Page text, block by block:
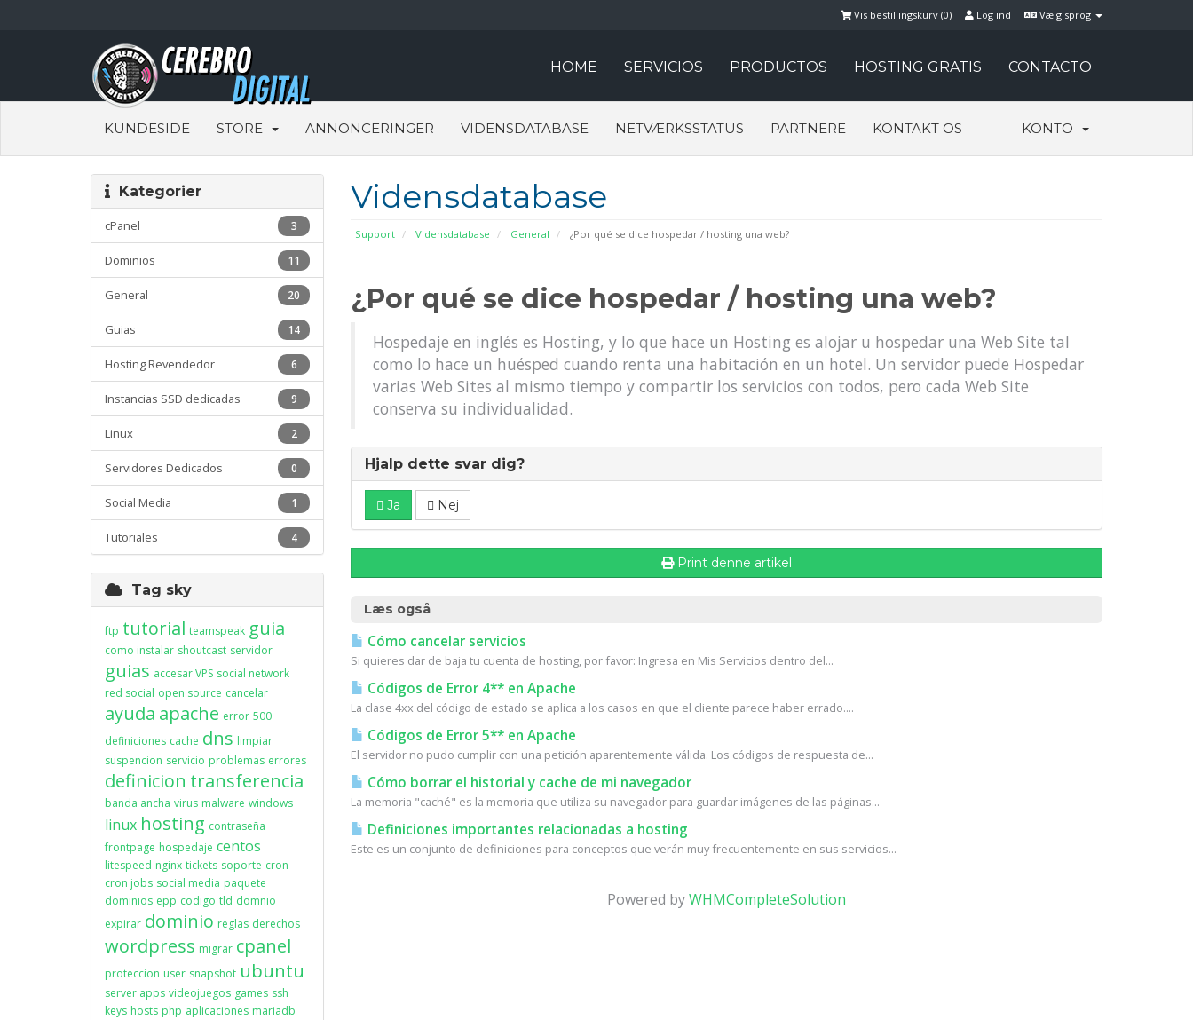
Vælg sprog
Log ind
Vis bestillingskurv (0)
HOME SERVICIOS PRODUCTOS HOSTING GRATIS CONTACTO
KUNDESIDE STORE ANNONCERINGER VIDENSDATABASE NETVÆRKSSTATUS PARTNERE KONTAKT OS KONTO
Vidensdatabase
Support Vidensdatabase General ¿Por qué se dice hospedar / hosting una web?
Kategorier
3
cPanel
11
Dominios
20
General
14
Guias
6
Hosting Revendedor
9
Instancias SSD dedicadas
2
Linux
0
Servidores Dedicados
1
Social Media
4
Tutoriales
¿Por qué se dice hospedar / hosting una web?
Hospedaje en inglés es Hosting, y lo que hace un Hosting es alojar u hospedar una Web Site tal
como lo hace un huésped cuando renta una habitación en un hotel. Un servidor puede Hospedar
varias Web Sites al mismo tiempo y compartir los servicios con todos, pero cada Web Site
conserva su individualidad.
Hjalp dette svar dig?
Ja Nej
Print denne artikel
Læs også
Cómo cancelar servicios
Si quieres dar de baja tu cuenta de hosting, por favor: Ingresa en Mis Servicios dentro del...
Códigos de Error 4** en Apache
La clase 4xx del código de estado se aplica a los casos en que el cliente parece haber errado....
Códigos de Error 5** en Apache
El servidor no pudo cumplir con una petición aparentemente válida. Los códigos de respuesta de...
Cómo borrar el historial y cache de mi navegador
La memoria "caché" es la memoria que utiliza su navegador para guardar imágenes de las páginas...
Definiciones importantes relacionadas a hosting
Este es un conjunto de definiciones para conceptos que verán muy frecuentemente en sus servicios...
Powered byWHMCompleteSolution
Tag sky
ftp tutorial teamspeak guia
como instalar shoutcast servidor
guias accesar VPS social network
red social open source cancelar
ayuda apache error 500
definiciones cache dns limpiar
suspencion servicio problemas errores
definicion transferencia
banda ancha virus malware windows
linux hosting contraseña
frontpage hospedaje centos
litespeed nginx tickets soporte cron
cron jobs social media paquete
dominios epp codigo tld domnio
expirar dominio reglas derechos
wordpress migrar cpanel
proteccion user snapshot ubuntu
server apps videojuegos games ssh
keys hosts php aplicaciones mariadb